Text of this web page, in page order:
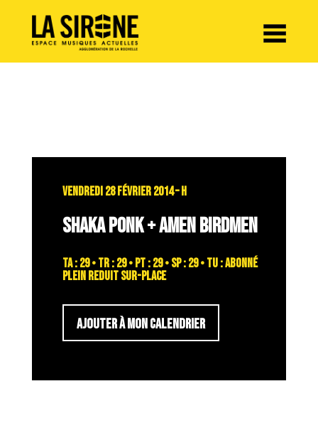
VENDREDI 28 FÉVRIER 2014 – H
SHAKA PONK + AMEN BIRDMEN
TA : 29 • TR : 29 • PT : 29 • SP : 29 • TU : abonné
plein reduit sur-place
AJOUTER À MON CALENDRIER